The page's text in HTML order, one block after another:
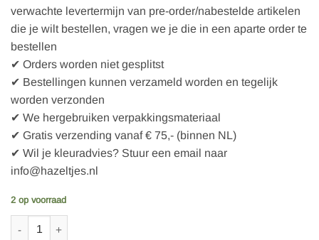
verwachte levertermijn van pre-order/nabestelde artikelen
die je wilt bestellen, vragen we je die in een aparte order te
bestellen
✔ Orders worden niet gesplitst
✔ Bestellingen kunnen verzameld worden en tegelijk
worden verzonden
✔ We hergebruiken verpakkingsmateriaal
✔ Gratis verzending vanaf € 75,- (binnen NL)
✔ Wil je kleuradvies? Stuur een email naar
info@hazeltjes.nl
2 op voorraad